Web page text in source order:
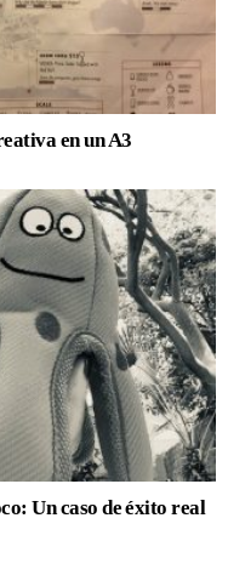
en un A3
Un caso de éxito real